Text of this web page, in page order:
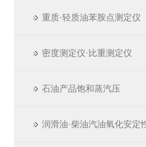
重质·轻质油苯胺点测定仪
密度测定仪·比重测定仪
石油产品饱和蒸汽压